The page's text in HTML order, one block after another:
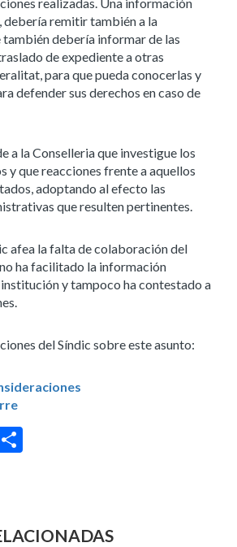
debería remitir también a la
también debería informar de las
de expediente a otras
para que pueda conocerlas y
defender sus derechos en caso de
a la Conselleria que investigue los
y que reacciones frente a aquellos
adoptando al efecto las
que resulten pertinentes.
afea la falta de colaboración del
ha facilitado la información
y tampoco ha contestado a
del Síndic sobre este asunto: